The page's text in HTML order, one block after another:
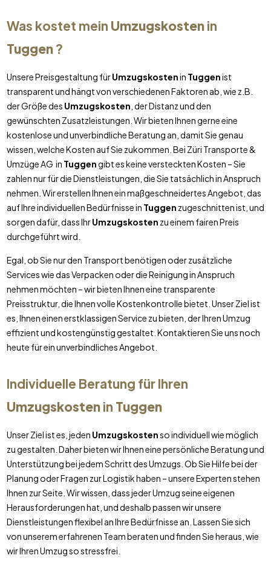
Was kostet mein Umzugskostenin
Tuggen?
Unsere Preisgestaltung fürUmzugskostenin Tuggenist
transparent und hängt von verschiedenen Faktoren ab, wie z.B.
der Größe des Umzugskosten , der Distanz und den
gewünschten Zusatzleistungen. Wir bieten Ihnen gerne eine
kostenlose und unverbindliche Beratung an, damit Sie genau
wissen, welche Kosten auf Sie zukommen. Bei Züri Transporte &
Umzüge AG in Tuggengibt es keine versteckten Kosten – Sie
zahlen nur für die Dienstleistungen, die Sie tatsächlich in Anspruch
nehmen. Wir erstellen Ihnen ein maßgeschneidertes Angebot, das
auf Ihre individuellen Bedürfnisse in Tuggen zugeschnitten ist, und
sorgen dafür, dass IhrUmzugskosten zu einem fairen Preis
durchgeführt wird.
Egal, ob Sie nur den Transport benötigen oder zusätzliche
Services wie das Verpacken oder die Reinigung in Anspruch
nehmen möchten – wir bieten Ihnen eine transparente
Preisstruktur, die Ihnen volle Kostenkontrolle bietet. Unser Ziel ist
es, Ihnen einen erstklassigen Service zu bieten, der Ihren Umzug
effizient und kostengünstig gestaltet. Kontaktieren Sie uns noch
heute für ein unverbindliches Angebot.
Individuelle Beratung für Ihren
Umzugskostenin Tuggen
Unser Ziel ist es, jeden Umzugskostenso individuell wie möglich
zu gestalten. Daher bieten wir Ihnen eine persönliche Beratung und
Unterstützung bei jedem Schritt des Umzugs. Ob Sie Hilfe bei der
Planung oder Fragen zur Logistik haben – unsere Experten stehen
Ihnen zur Seite. Wir wissen, dass jeder Umzug seine eigenen
Herausforderungen hat, und deshalb passen wir unsere
Dienstleistungen flexibel an Ihre Bedürfnisse an. Lassen Sie sich
von unserem erfahrenen Team beraten und finden Sie heraus, wie
wir Ihren Umzug so stressfrei.